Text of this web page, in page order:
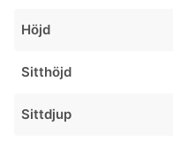
Höjd
Sitthöjd
Sittdjup